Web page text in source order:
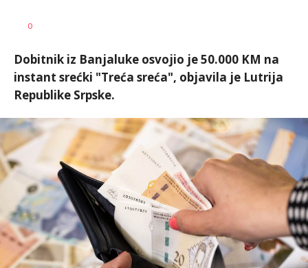
AUTOR
0
Dobitnik iz Banjaluke osvojio je 50.000 KM na
instant srećki "Treća sreća", objavila je Lutrija
Republike Srpske.